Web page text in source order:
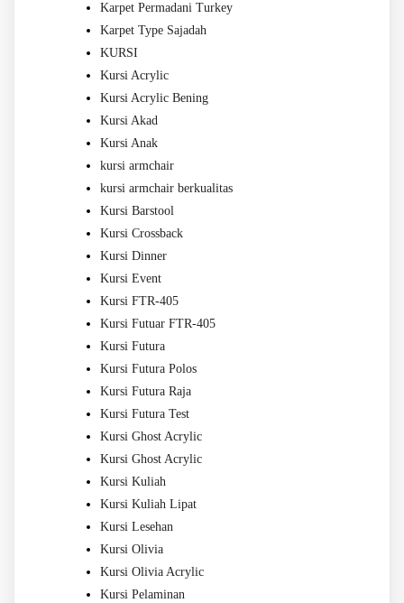
Karpet Permadani Turkey
Karpet Type Sajadah
KURSI
Kursi Acrylic
Kursi Acrylic Bening
Kursi Akad
Kursi Anak
kursi armchair
kursi armchair berkualitas
Kursi Barstool
Kursi Crossback
Kursi Dinner
Kursi Event
Kursi FTR-405
Kursi Futuar FTR-405
Kursi Futura
Kursi Futura Polos
Kursi Futura Raja
Kursi Futura Test
Kursi Ghost Acrylic
Kursi Ghost Acrylic
Kursi Kuliah
Kursi Kuliah Lipat
Kursi Lesehan
Kursi Olivia
Kursi Olivia Acrylic
Kursi Pelaminan